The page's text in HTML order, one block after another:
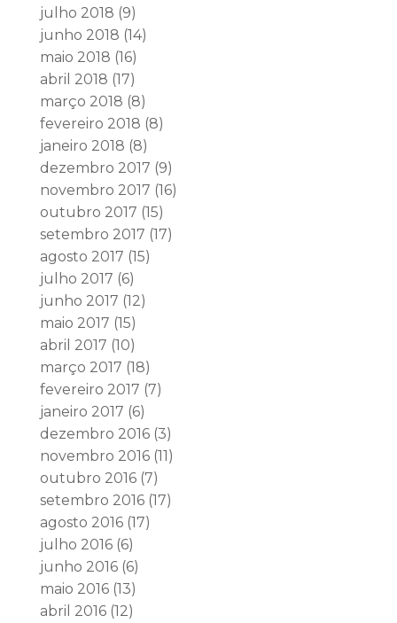
julho 2018 (9)
junho 2018 (14)
maio 2018 (16)
abril 2018 (17)
março 2018 (8)
fevereiro 2018 (8)
janeiro 2018 (8)
dezembro 2017 (9)
novembro 2017 (16)
outubro 2017 (15)
setembro 2017 (17)
agosto 2017 (15)
julho 2017 (6)
junho 2017 (12)
maio 2017 (15)
abril 2017 (10)
março 2017 (18)
fevereiro 2017 (7)
janeiro 2017 (6)
dezembro 2016(3)
novembro 2016(11)
outubro 2016(7)
setembro 2016(17)
agosto 2016(17)
julho 2016(6)
junho 2016(6)
maio 2016(13)
abril 2016(12)